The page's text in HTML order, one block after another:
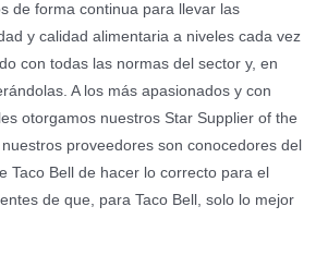
de forma continua para llevar las
y calidad alimentaria a niveles cada vez
con todas las normas del sector y, en
A los más apasionados y con
otorgamos nuestros Star Supplier of the
proveedores son conocedores del
Taco Bell de hacer lo correcto para el
de que, para Taco Bell, solo lo mejor